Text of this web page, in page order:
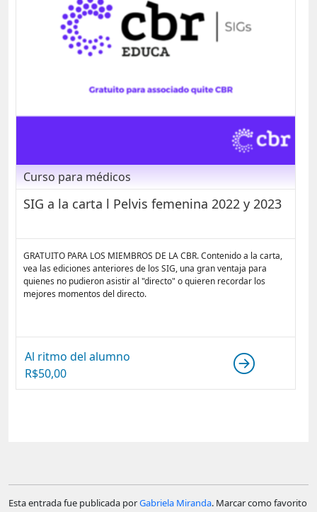
Curso para médicos
SIG a la carta l Pelvis femenina 2022 y 2023
GRATUITO PARA LOS MIEMBROS DE LA CBR. Contenido a la carta,
vea las ediciones anteriores de los SIG, una gran ventaja para
quienes no pudieron asistir al "directo" o quieren recordar los
mejores momentos del directo.
Al ritmo del alumno
R$50,00
Esta entrada fue publicada porGabriela Miranda. Marcar como favorito